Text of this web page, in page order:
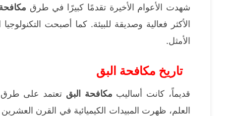
شهدت الأعوام الأخيرة تقدمًا كبيرًا في طرق
الأكثر فعالية وصديقة للبيئة. كما أصبحت
الأمثل.
تاريخ مكافحة البق
قديماً، كانت أساليب مكافحة البق تعتمد على طرق
العلم، ظهرت المبيدات الكيميائية في القرن